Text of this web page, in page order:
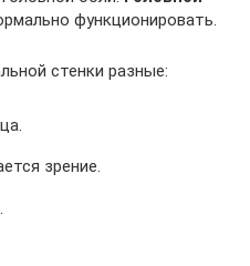
функционировать.
стенки разные:
зрение.